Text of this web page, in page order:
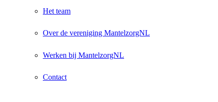
Het team
Over de vereniging MantelzorgNL
Werken bij MantelzorgNL
Contact